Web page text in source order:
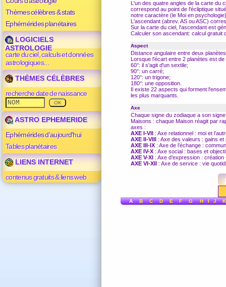
Thèmes célèbres & stats
Ephémérides planétaires
LOGICIELS
ASTROLOGIE
carte du ciel, calculs et données
astrologiques...
THÈMES CÉLÈBRES
recherche date de naissance
ASTRO EPHEMERIDE
Ephémérides d'aujourd'hui
Tables planétaires
LIENS INTERNET
contenus gratuits & liens web
L'un des quatre angles de la carte du
correspond au point de l'écliptique
notre caractère (le Moi en
L'ascendant (abrev. AS ou ASC)
Sur la carte du ciel , l'ascendant est
Calculer son ascendant: calcul gratuit
Aspect
Distance angulaire entre deux
Lorsque l'écart entre 2 planètes est de
60°: il s'agit d'un sextile;
90°: un carré;
120°: un trigone;
180°: une opposition
Il existe 22 aspects qui forment
les plus marquants.
Axe
Chaque signe du zodiaque a son
Maisons : chaque Maison réagit par
axes :
AXE I-VII : Axe relationnel : moi et
AXE II-VIII : Axe des valeurs : gains
AXE III-IX : Axe de l’échange :
AXE IV-X : Axe social : bases et
AXE V-XI : Axe d’expression : création
AXE VI-XII : Axe de service : vie
A B C D E F G H I J K